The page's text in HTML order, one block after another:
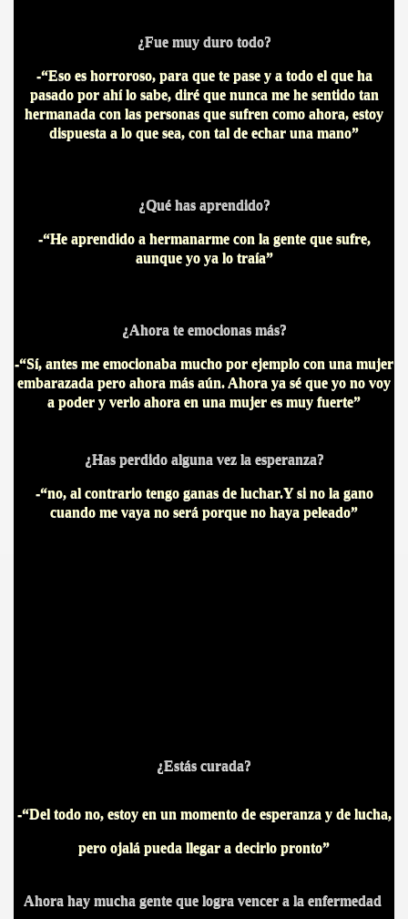
¿Fue muy duro todo?
-“Eso es horroroso, para que te pase y a todo el que ha
pasado por ahí lo sabe, diré que nunca me he sentido tan
hermanada con las personas que sufren como ahora, estoy
dispuesta a lo que sea, con tal de echar una mano”
¿Qué has aprendido?
-“He aprendido a hermanarme con la gente que sufre,
aunque yo ya lo traía”
¿Ahora te emocionas más?
-“Sí, antes me emocionaba mucho por ejemplo con una mujer
embarazada pero ahora más aún. Ahora ya sé que yo no voy
a poder y verlo ahora en una mujer es muy fuerte”
¿Has perdido alguna vez la esperanza?
-“no, al contrario tengo ganas de luchar.Y si no la gano
cuando me vaya no será porque no haya peleado”
¿Estás curada?
-“Del todo no, estoy en un momento de esperanza y de lucha,
pero ojalá pueda llegar a decirlo pronto”
Ahora hay mucha gente que logra vencer a la enfermedad